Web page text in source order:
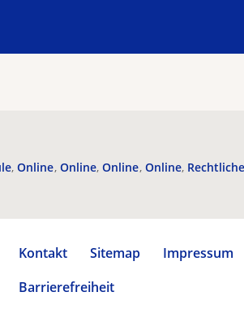
Online Online Online Online
Kontakt Sitemap Impressum
Barrierefreiheit